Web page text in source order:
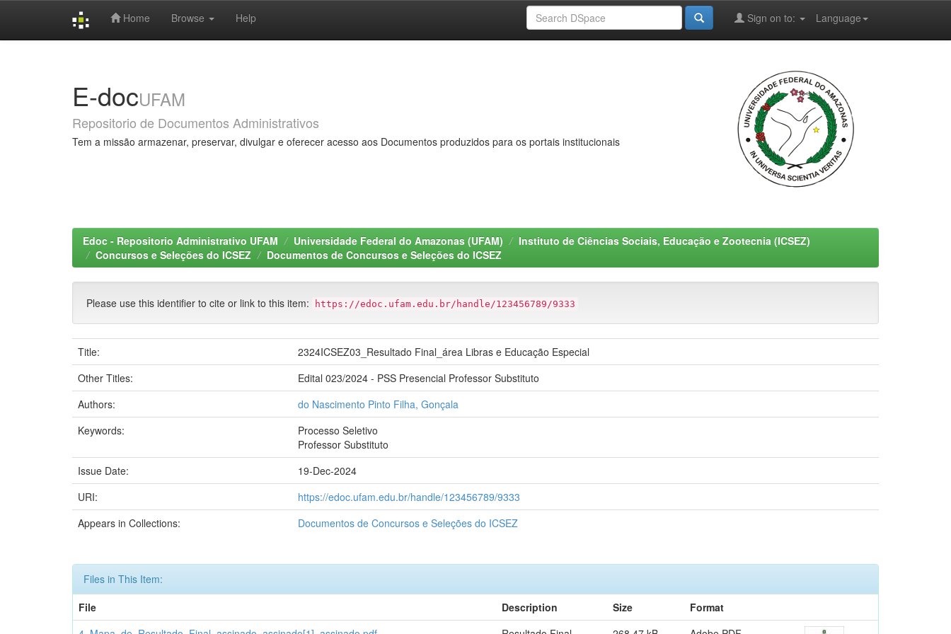
Home Browse Help Language
Sign on to:
E-docUFAM
Repositorio de Documentos Administrativos
Tem a missão armazenar, preservar, divulgar e oferecer acesso aos Documentos produzidos para os portais institucionais
Edoc - Repositorio Administrativo UFAM Universidade Federal do Amazonas (UFAM)
Instituto de Ciências Sociais, Educação e Zootecnia (ICSEZ)
Concursos e Seleções do ICSEZ
Documentos de Concursos e Seleções do ICSEZ
Please use this identifier to cite or link to this item: https://edoc.ufam.edu.br/handle/123456789/9333
Title:
2324ICSEZ03_Resultado Final_área Libras e Educação Especial
Other Titles:
Edital 023/2024 - PSS Presencial Professor Substituto
Authors:
do Nascimento Pinto Filha, Gonçala
Keywords:
Processo Seletivo
Professor Substituto
Issue Date:
19-Dec-2024
URI:
https://edoc.ufam.edu.br/handle/123456789/9333
Appears in Collections:
Documentos de Concursos e Seleções do ICSEZ
Files in This Item:
File
Description Size
Format